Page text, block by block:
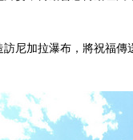
尼加拉瀑布，將祝福傳